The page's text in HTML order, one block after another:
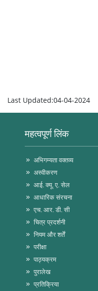
Last Updated:04-04-2024
महत्वपूर्ण लिंक
अभिगम्यता वक्तव्य
अस्वीकरण
आई. क्यू. ए. सेल
आधारिक संरचना
एच. आर. डी. सी
चित्र प्रदर्शनी
नियम और शर्तें
परीक्षा
पाठ्यक्रम
पुरालेख
प्रतिक्रिया